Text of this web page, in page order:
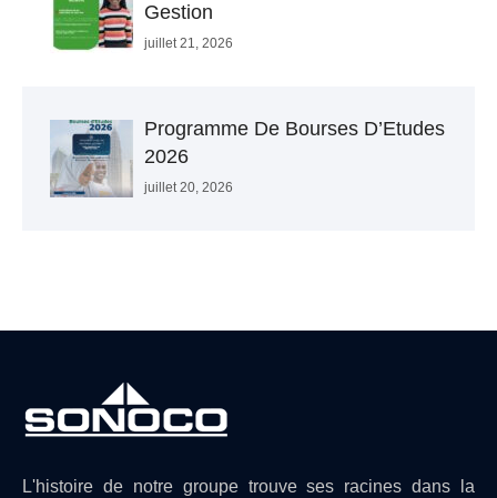
Gestion
juillet 21, 2026
Programme De Bourses D’Etudes
2026
juillet 20, 2026
L'histoire de notre groupe trouve ses racines dans la